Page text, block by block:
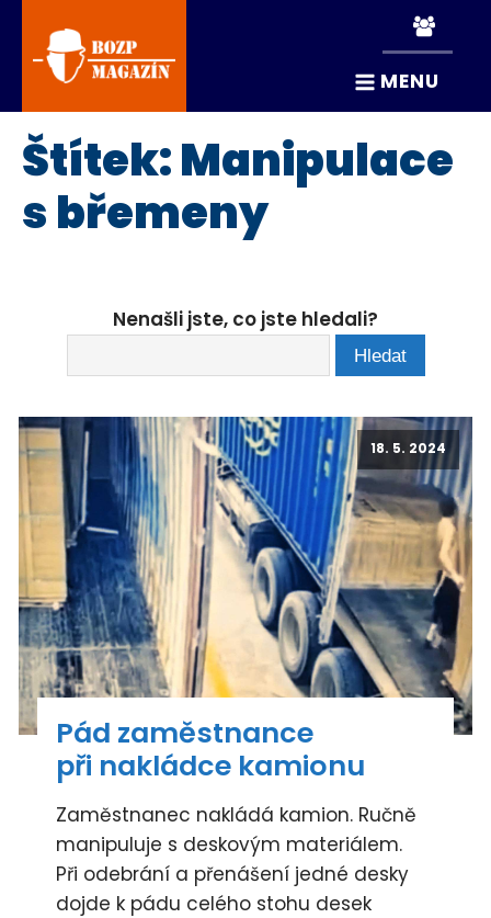
MENU
Štítek:Manipulace
s břemeny
Nenašli jste, co jste hledali?
18. 5. 2024
Pád zaměstnance
při nakládce kamionu
Zaměstnanec nakládá kamion. Ručně
manipuluje s deskovým materiálem.
Při odebrání a přenášení jedné desky
dojde k pádu celého stohu desek